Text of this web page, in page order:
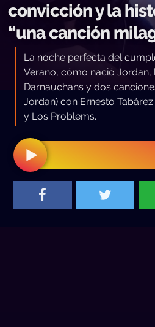
convicción y la
“una canción
La noche perfecta del
Verano, cómo nació
Darnauchans y dos
Jordan) con Ernesto
y Los Problems.